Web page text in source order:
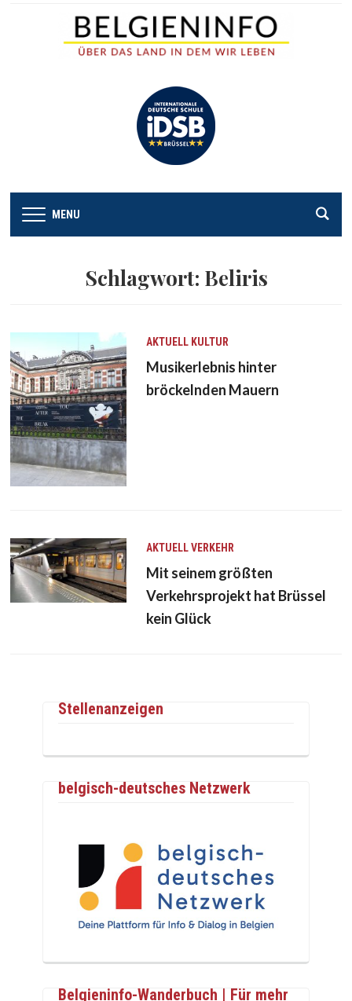
MENU
Schlagwort: Beliris
AKTUELL KULTUR
Musikerlebnis hinter
bröckelnden Mauern
AKTUELLVERKEHR
Mit seinem größten
Verkehrsprojekt hat Brüssel
kein Glück
Stellenanzeigen
belgisch-deutsches Netzwerk
Belgieninfo-Wanderbuch | Für mehr